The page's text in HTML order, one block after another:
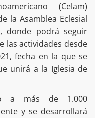
(Celam)
la Asamblea Eclesial
donde podrá seguir
las actividades desde
fecha en la que se
unirá a la Iglesia de
a más de 1.000
y se desarrollará